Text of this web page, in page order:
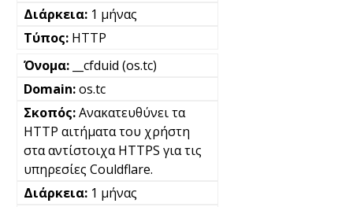
1 μήνας
HTTP
__cfduid (os.tc)
os.tc
Ανακατευθύνει τα
HTTP αιτήματα του χρήστη
στα αντίστοιχα HTTPS για τις
υπηρεσίες Couldflare.
1 μήνας